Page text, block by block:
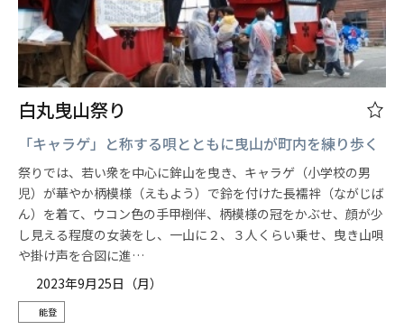
白丸曳山祭り
「キャラゲ」と称する唄とともに曳山が町内を練り歩く
祭りでは、若い衆を中心に鉾山を曳き、キャラゲ（小学校の男
児）が華やか柄模様（えもよう）で鈴を付けた長襦袢（ながじば
ん）を着て、ウコン色の手甲椡伴、柄模様の冠をかぶせ、顔が少
し見える程度の女装をし、一山に２、３人くらい乗せ、曳き山唄
や掛け声を合図に進…
2023年9月25日（月）
能登